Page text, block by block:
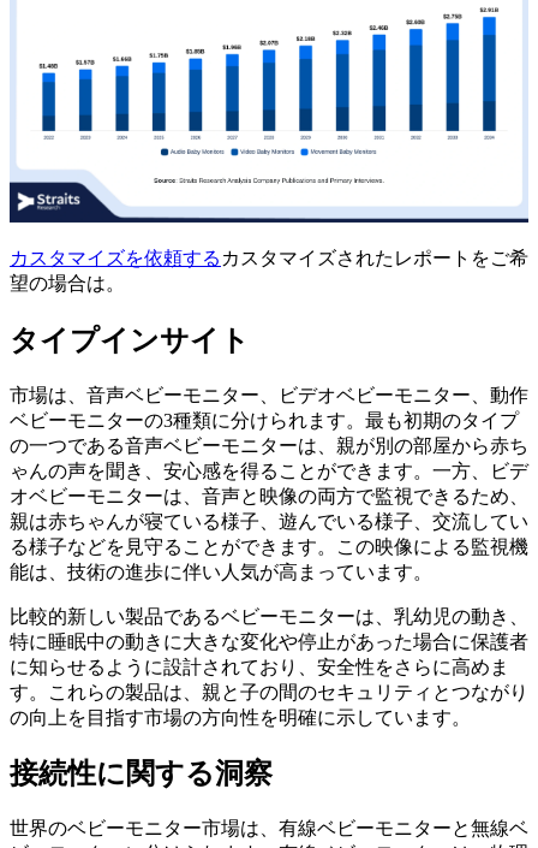
カスタマイズを依頼する カスタマイズされたレポートをご希
望の場合は。
タイプインサイト
市場は、音声ベビーモニター、ビデオベビーモニター、動作
ベビーモニターの3種類に分けられます。最も初期のタイプ
の一つである音声ベビーモニターは、親が別の部屋から赤ち
ゃんの声を聞き、安心感を得ることができます。一方、ビデ
オベビーモニターは、音声と映像の両方で監視できるため、
親は赤ちゃんが寝ている様子、遊んでいる様子、交流してい
る様子などを見守ることができます。この映像による監視機
能は、技術の進歩に伴い人気が高まっています。
比較的新しい製品であるベビーモニターは、乳幼児の動き、
特に睡眠中の動きに大きな変化や停止があった場合に保護者
に知らせるように設計されており、安全性をさらに高めま
す。これらの製品は、親と子の間のセキュリティとつながり
の向上を目指す市場の方向性を明確に示しています。
接続性に関する洞察
世界のベビーモニター市場は、有線ベビーモニターと無線ベ